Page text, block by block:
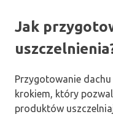
Jak
Przygotowanie
krokiem, który
produktów